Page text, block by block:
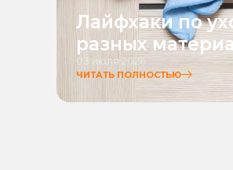
Лайфхаки по
разных
03 июля 2026
ЧИТАТЬ ПОЛНОСТЬЮ